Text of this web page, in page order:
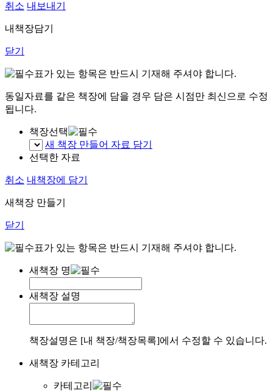
취소 내보내기
내책장담기
닫기
표가 있는 항목은 반드시 기재해 주셔야 합니다.
동일자료를 같은 책장에 담을 경우 담은 시점만 최신으로 수정
됩니다.
책장선택
새 책장 만들어 자료 담기
선택한 자료
취소 내책장에 담기
새책장 만들기
닫기
표가 있는 항목은 반드시 기재해 주셔야 합니다.
새책장 명
새책장 설명
책장설명은 [내 책장/책장목록]에서 수정할 수 있습니다.
새책장 카테고리
카테고리